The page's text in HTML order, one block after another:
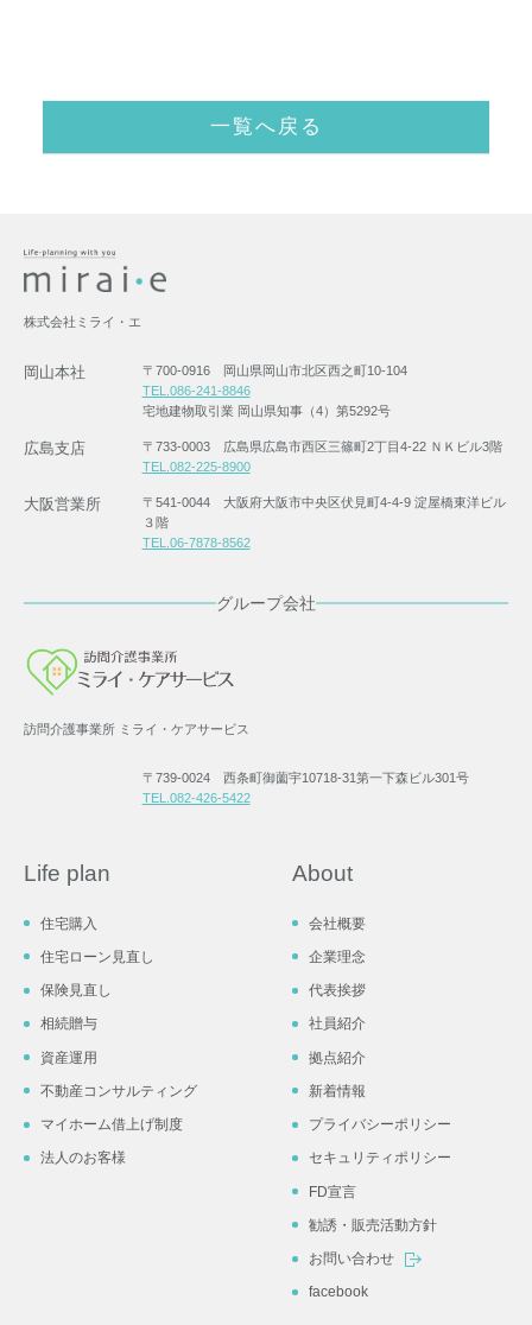
一覧へ戻る
株式会社ミライ・エ
岡山本社
〒700-0916 岡山県岡山市北区西之町10-104
TEL.086-241-8846
宅地建物取引業 岡山県知事（4）第5292号
広島支店
〒733-0003 広島県広島市西区三篠町2丁目4-22 ＮＫビル3階
TEL.082-225-8900
大阪営業所
〒541-0044 大阪府大阪市中央区伏見町4-4-9 淀屋橋東洋ビル
３階
TEL.06-7878-8562
グループ会社
訪問介護事業所 ミライ・ケアサービス
〒739-0024 西条町御薗宇10718-31第一下森ビル301号
TEL.082-426-5422
Life plan
住宅購入
住宅ローン見直し
保険見直し
相続贈与
資産運用
不動産コンサルティング
マイホーム借上げ制度
法人のお客様
About
会社概要
企業理念
代表挨拶
社員紹介
拠点紹介
新着情報
プライバシーポリシー
セキュリティポリシー
FD宣言
勧誘・販売活動方針
お問い合わせ
facebook